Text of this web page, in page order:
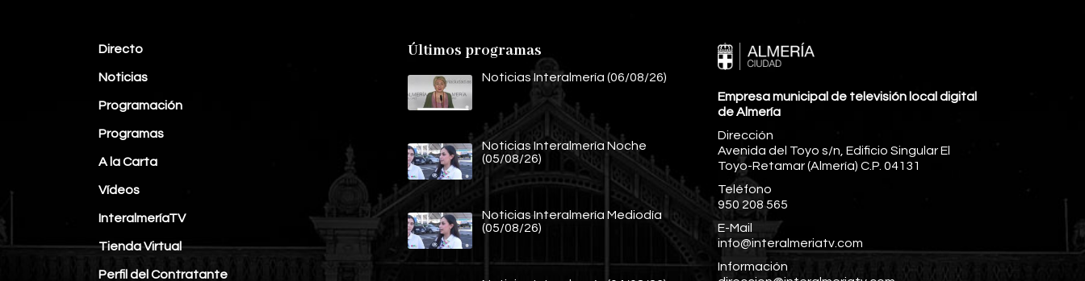
Directo
Noticias
Programación
Programas
A la Carta
Vídeos
InteralmeríaTV
Tienda Virtual
Perfil del Contratante
Últimos programas
Noticias Interalmería (06/08/26)
Noticias Interalmería Noche
(05/08/26)
Noticias Interalmería Mediodía
(05/08/26)
Empresa municipal de televisión local digital
de Almería
Dirección
Avenida del Toyo s/n, Edificio Singular El
Toyo-Retamar (Almería) C.P. 04131
Teléfono
950 208 565
E-Mail
info@interalmeriatv.com
Información